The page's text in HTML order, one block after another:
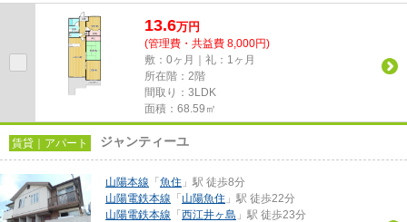
13.6万円
(管理費・共益費 8,000円)
敷：0ヶ月｜礼：1ヶ月
所在階：2階
間取り：3LDK
面積：68.59㎡
賃貸｜アパート ジャンティーユ
山陽本線 「 魚住 」駅 徒歩8分
山陽電鉄本線 「 山陽魚住 」駅 徒歩22分
山陽電鉄本線 「 西江井ヶ島 」駅 徒歩23分